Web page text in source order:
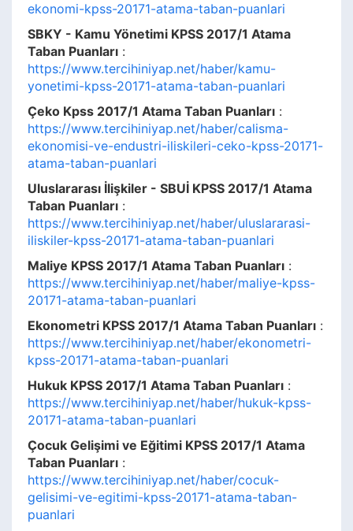
ekonomi-kpss-20171-atama-taban-puanlari
SBKY - Kamu Yönetimi KPSS 2017/1 Atama
Taban Puanları :
https://www.tercihiniyap.net/haber/kamu-
yonetimi-kpss-20171-atama-taban-puanlari
Çeko Kpss 2017/1 Atama Taban Puanları :
https://www.tercihiniyap.net/haber/calisma-
ekonomisi-ve-endustri-iliskileri-ceko-kpss-20171-
atama-taban-puanlari
Uluslararası İlişkiler - SBUİ KPSS 2017/1 Atama
Taban Puanları :
https://www.tercihiniyap.net/haber/uluslararasi-
iliskiler-kpss-20171-atama-taban-puanlari
Maliye KPSS 2017/1 Atama Taban Puanları :
https://www.tercihiniyap.net/haber/maliye-kpss-
20171-atama-taban-puanlari
Ekonometri KPSS 2017/1 Atama Taban Puanları :
https://www.tercihiniyap.net/haber/ekonometri-
kpss-20171-atama-taban-puanlari
Hukuk KPSS 2017/1 Atama Taban Puanları :
https://www.tercihiniyap.net/haber/hukuk-kpss-
20171-atama-taban-puanlari
Çocuk Gelişimi ve Eğitimi KPSS 2017/1 Atama
Taban Puanları :
https://www.tercihiniyap.net/haber/cocuk-
gelisimi-ve-egitimi-kpss-20171-atama-taban-
puanlari